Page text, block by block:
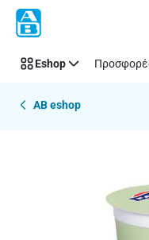
Παράλειψη
Eshop
AB eshop